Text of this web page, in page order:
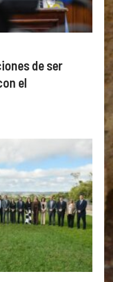
de ser
el